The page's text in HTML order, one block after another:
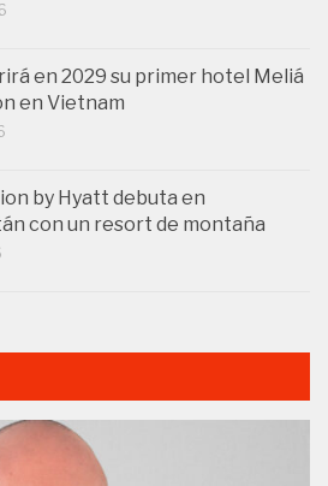
en 2029 su primer hotel Meliá
en Vietnam
by Hyatt debuta en
con un resort de montaña